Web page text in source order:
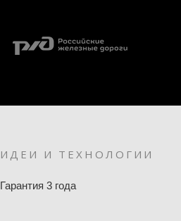
ИДЕИ И ТЕХНОЛОГИИ
Гарантия 3 года